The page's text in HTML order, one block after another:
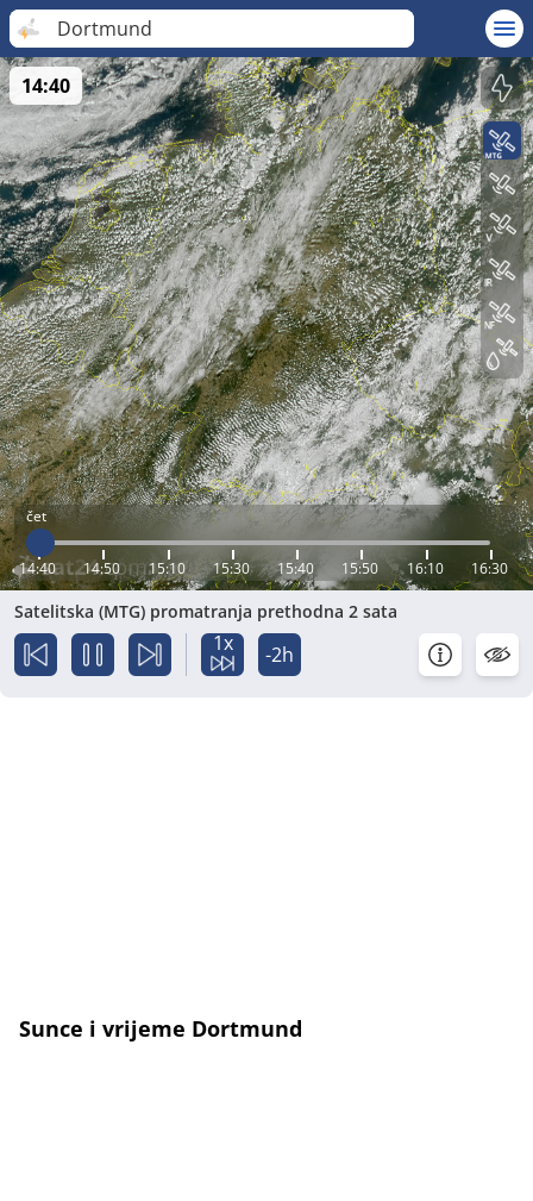
Dortmund
čet
14:40 14:50 15:10 15:30 15:40 15:50 16:10 16:30
14:40
Satelitska (MTG) promatranja prethodna 2 sata
1x -2h
Sunce i vrijeme Dortmund